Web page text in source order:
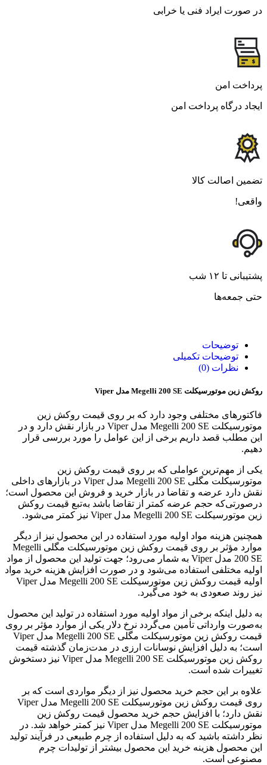
در صورت ایراد فنی یا خرابی
پرداخت امن
ایجاد درگاه پرداخت امن
تضمین اصالت کالا
واقعی!
پشتیبانی تا ۱۲ شب
حتی جمعه‌ها
توضیحات
توضیحات تکمیلی
نظرات (0)
روکش زین موتورسیکلت Megelli 200 SE مدل Viper
فاکتور‌های مختلفی وجود دارد که بر روی قیمت روکش زین
موتورسیکلت Megelli 200 SE مدل Viper در بازار نقش دارد و در
این مطلب قصد داریم برخی از این عوامل را مورد بررسی قرار
دهیم.
یکی از مهم‌ترین عواملی که بر روی قیمت روکش زین
موتورسیکلت مگلی Megelli 200 SE مدل Viper در بازار‌های داخلی
نقش دارد عرضه و تقاضا در بازار خرید و فروش این محصول است؛
درصورتی‌که حجم عرضه کمتر از تقاضا باشد به‌تبع قیمت روکش
زین موتورسیکلت Megelli 200 SE مدل Viper نیز کمتر می‌شود.
همچنین هزینه مواد اولیه مورد استفاده در این محصول نیز از دیگر
موارد مؤثر بر روی قیمت روکش زین موتورسیکلت مگلی Megelli
200 SE مدل Viper به شمار می‌رود؛ جهت تولید این محصول از مواد
اولیه مختلفی استفاده می‌شود و در صورت افزایش هزینه خرید مواد
اولیه قیمت روکش زین موتورسیکلت Megelli 200 SE مدل Viper
نیز روند صعودی به خود می‌گیرد.
به دلیل اینکه برخی از مواد اولیه مورد استفاده در تولید این محصول
به‌صورت وارداتی تأمین می‌گردد نرخ دلار یکی از موارد مؤثر بر روی
قیمت روکش زین موتورسیکلت مگلی Megelli 200 SE مدل Viper
است؛ به دلیل افزایش نوسانات ارزی در مدت‌زمان گذشته قیمت
روکش زین موتورسیکلت Megelli 200 SE مدل Viper نیز دستخوش
تغییرات شده است.
علاوه بر این حجم خرید محصول نیز از دیگر مواردی است که بر
روی قیمت روکش زین موتورسیکلت Megelli 200 SE مدل Viper
نقش دارد؛ با افزایش حجم خرید محصول قیمت روکش زین
موتورسیکلت Megelli 200 SE مدل Viper نیز کمتر خواهد شد. در
نظر داشته باشید که به دلیل استفاده از چرم طبیعی در فرآیند تولید
این محصول هزینه خرید این محصول بیشتر از تولیدات چرم
مصنوعی است.